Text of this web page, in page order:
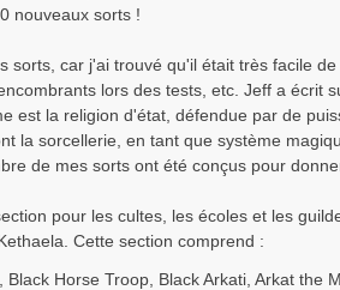
nouveaux sorts !
sorts, car j'ai trouvé qu'il était très facile
lors des tests, etc. Jeff a écrit
est la religion d'état, défendue par de
la sorcellerie, en tant que système
de mes sorts ont été conçus pour
pour les cultes, les écoles et les
Cette section comprend :
Horse Troop, Black Arkati, Arkat the